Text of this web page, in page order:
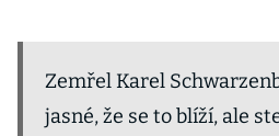
Zemřel Karel
jasné, že se to blíží, ale